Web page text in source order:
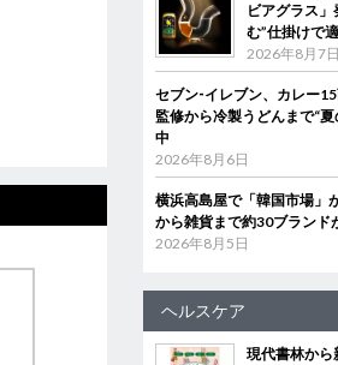
ビアグラス
む”仕掛けで
2026年8月7日
セブン‐イレブン、カレー
監修から冷製うどんまで“
中
2026年8月6日
横浜高島屋で「韓国市場
から雑貨まで約30ブランド
2026年8月5日
ヘルスケア
現代書林から